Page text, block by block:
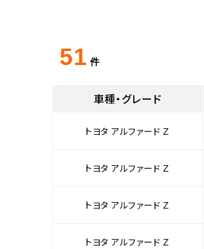
51 件
車種・グレード
トヨタ アルファード Ｚ
トヨタ アルファード Ｚ
トヨタ アルファード Ｚ
トヨタ アルファード Ｚ